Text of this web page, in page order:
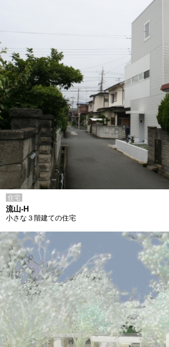
住宅
流山-H
小さな３階建ての住宅